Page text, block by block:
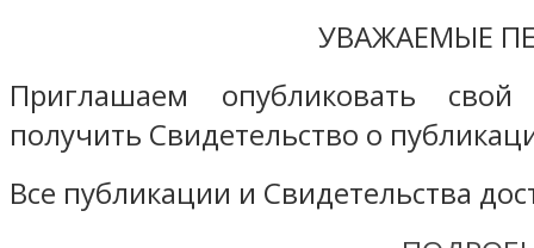
УВАЖАЕМЫЕ
Приглашаем опубликовать
получить Свидетельство о
Все публикации и Свидетельства